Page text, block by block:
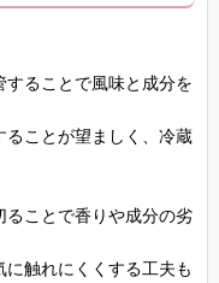
ることで風味と成分を
ることが望ましく、冷蔵
ることで香りや成分の劣
触れにくくする工夫も